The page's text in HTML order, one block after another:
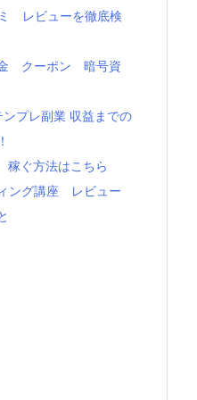
レビューを徹底検
金 クーポン 暗号資
プレ副業 収益までの
ぐ方法はこちら
ィング講座 レビュー